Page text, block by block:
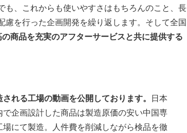
、これからも使いやすさはもちろんのこと、長
を行った企画開発を繰り返します。そして全国
商品を充実のアフターサービスと共に提供する
される工場の動画を公開しております。 日本
で企画設計した商品は製造原価の安い中国専
場にて製造。人件費を削減しながら検品を徹